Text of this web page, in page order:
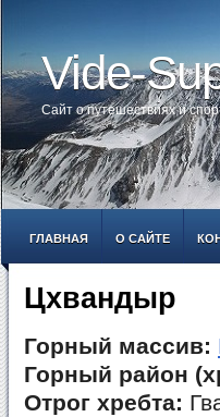
Vide-
Сайт о путешествиях и
ГЛАВНАЯ О САЙТЕ
Цхвандыр
Горный массив:
Горный район
Отрог хребта: